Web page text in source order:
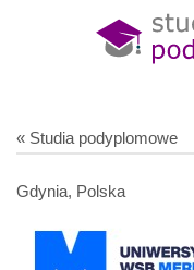
« Studia podyplomowe
Gdynia, Polska